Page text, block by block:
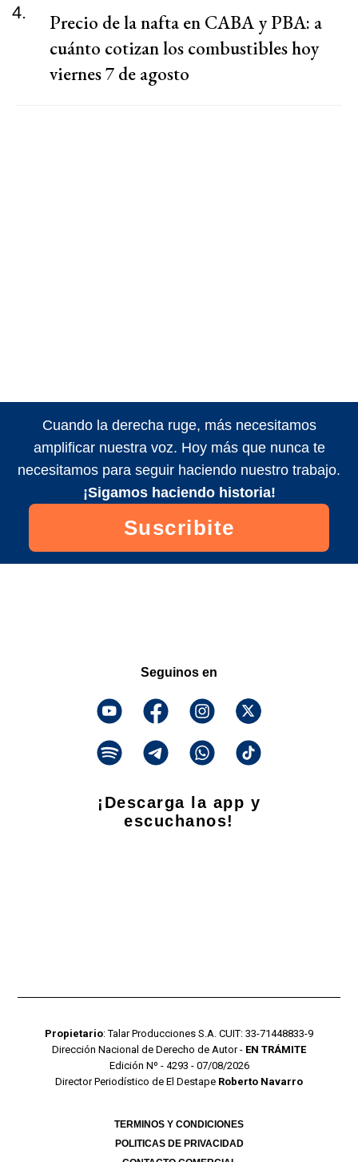
4.
Precio de la nafta en CABA y PBA: a
cuánto cotizan los combustibles hoy
viernes 7 de agosto
Cuando la derecha ruge, más necesitamos
amplificar nuestra voz. Hoy más que nunca te
necesitamos para seguir haciendo nuestro trabajo.
¡Sigamos haciendo historia!
Suscribite
Seguinos en
¡Descarga la app y
escuchanos!
Propietario: Talar Producciones S.A. CUIT: 33-71448833-9
Dirección Nacional de Derecho de Autor - EN TRÁMITE
Edición Nº - 4293 - 07/08/2026
Director Periodístico de El Destape Roberto Navarro
TERMINOS Y CONDICIONES
POLITICAS DE PRIVACIDAD